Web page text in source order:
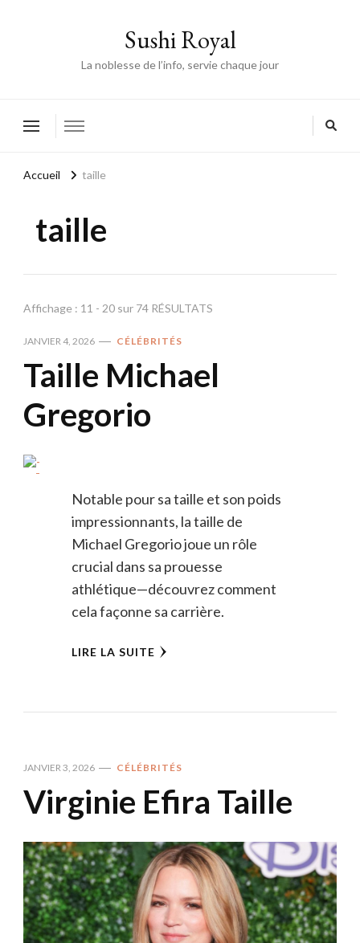
Sushi Royal
La noblesse de l’info, servie chaque jour
Accueil taille
taille
Affichage : 11 - 20 sur 74 RÉSULTATS
JANVIER 4, 2026 CÉLÉBRITÉS
Taille Michael
Gregorio
Notable pour sa taille et son poids
impressionnants, la taille de
Michael Gregorio joue un rôle
crucial dans sa prouesse
athlétique—découvrez comment
cela façonne sa carrière.
LIRE LA SUITE
JANVIER 3, 2026 CÉLÉBRITÉS
Virginie Efira Taille